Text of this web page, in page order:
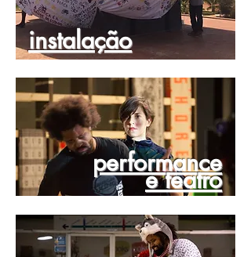
instalação
performance
e teatro